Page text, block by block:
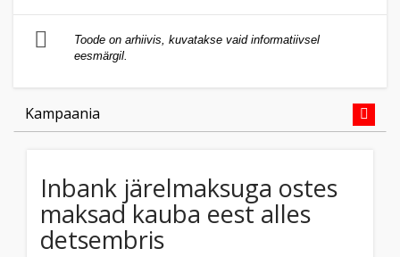
Toode on arhiivis, kuvatakse vaid informatiivsel
eesmärgil.
Kampaania
Inbank järelmaksuga ostes
maksad kauba eest alles
detsembris
Auto